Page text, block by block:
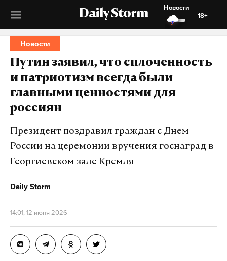
Daily Storm
Новости
18+
Новости
Путин заявил, что сплоченность
и патриотизм всегда были
главными ценностями для
россиян
Президент поздравил граждан с Днем
России на церемонии вручения госнаград в
Георгиевском зале Кремля
Daily Storm
14:01, 12 июня 2026